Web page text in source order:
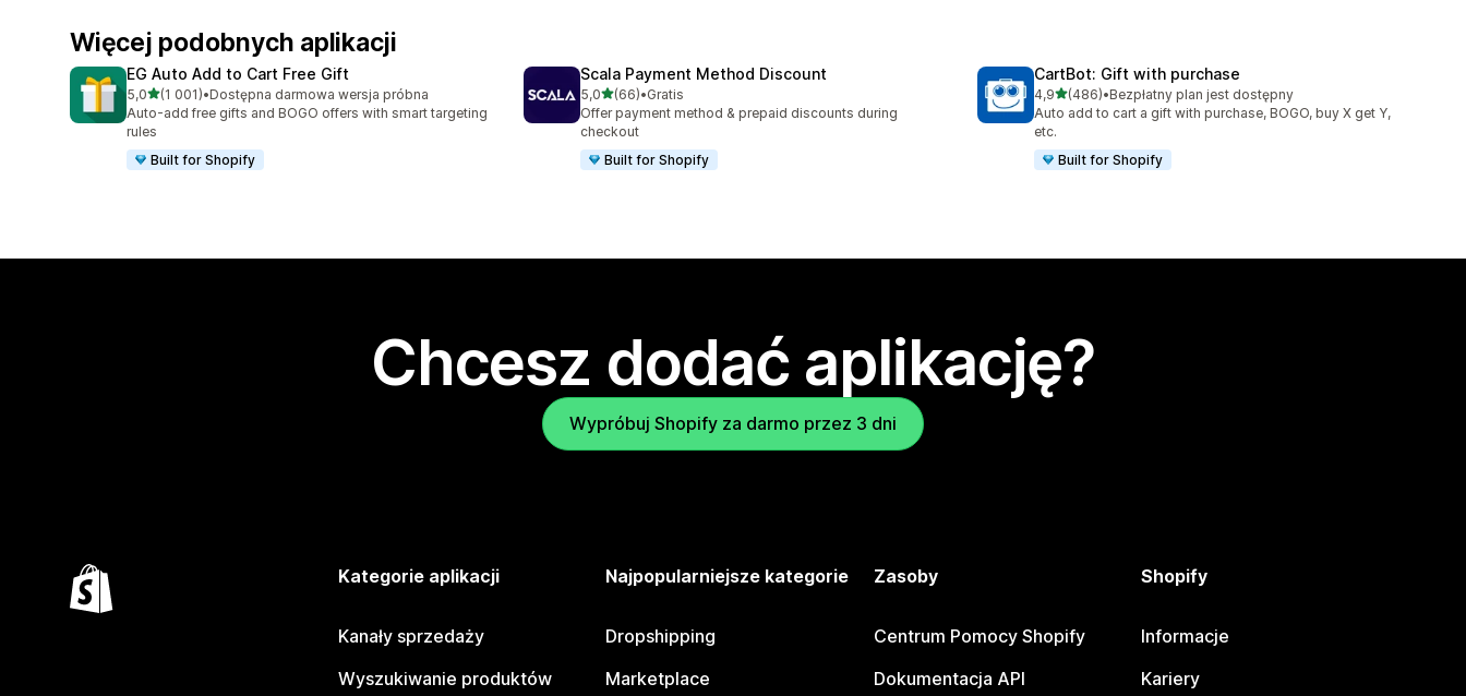
Więcej podobnych aplikacji
EG Auto Add to Cart Free Gift
5,0na 5 gwiazdek
(1 001)
Łączna liczba recenzji: 1001
•Dostępna darmowa wersja próbna
Auto-add free gifts and BOGO offers with smart targeting
rules
Built for Shopify
Scala Payment Method Discount
5,0na 5 gwiazdek
(66)
Łączna liczba recenzji: 66
•Gratis
Offer payment method & prepaid discounts during
checkout
Built for Shopify
CartBot: Gift with purchase
4,9na 5 gwiazdek
(486)
Łączna liczba recenzji: 486
•Bezpłatny plan jest dostępny
Auto add to cart a gift with purchase, BOGO, buy X get Y,
etc.
Built for Shopify
Chcesz dodać aplikację?
Wypróbuj Shopify za darmo przez 3 dni
Kategorie aplikacji
Kanały sprzedaży
Wyszukiwanie produktów
Najpopularniejsze kategorie
Dropshipping
Marketplace
Zasoby
Centrum Pomocy Shopify
Dokumentacja API
Shopify
Informacje
Kariery